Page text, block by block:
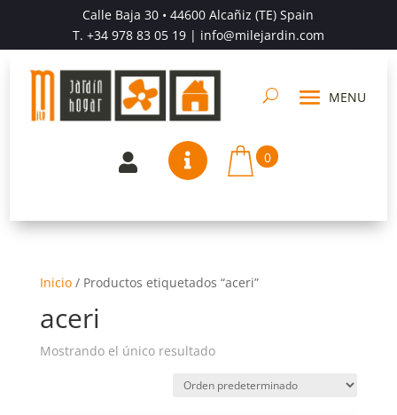
Calle Baja 30 • 44600 Alcañiz (TE) Spain
T. +34 978 83 05 19| info@milejardin.com
  0
Inicio/ Productos etiquetados “aceri”
aceri
Mostrando el único resultado